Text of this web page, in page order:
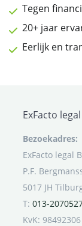
Tegen
20+ jaar
Eerlijk en
ExFacto legal
Bezoekadres:
ExFacto legal
P.F.
5017 JH
T: 013-
KvK: 98492306